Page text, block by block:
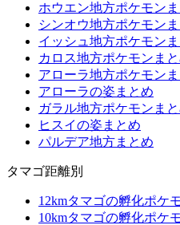
ホウエン地方ポケモン
シンオウ地方ポケモン
イッシュ地方ポケモン
カロス地方ポケモンま
アローラ地方ポケモン
アローラの姿まとめ
ガラル地方ポケモンま
ヒスイの姿まとめ
パルデア地方まとめ
タマゴ距離別
12kmタマゴの孵化ポケ
10kmタマゴの孵化ポケ